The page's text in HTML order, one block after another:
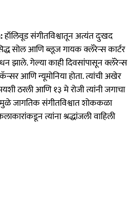
हॉलिवूड संगीतविश्वातून अत्यंत दुःखद
सोल आणि ब्लूज गायक क्लॅरेन्स कार्टर
झाले. गेल्या काही दिवसांपासून क्लॅरेन्स
आणि न्यूमोनिया होता. त्यांची अखेर
ठरली आणि १३ मे रोजी त्यांनी जगाचा
जागतिक संगीतविश्वात शोककळा
त्यांना श्रद्धांजली वाहिली